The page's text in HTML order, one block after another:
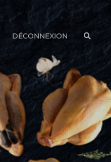
DÉCONNEXION